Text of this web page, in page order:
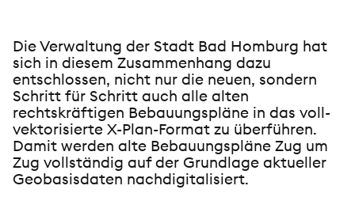
Die Verwaltung der Stadt Bad Homburg hat
sich in diesem Zusammenhang dazu
entschlossen, nicht nur die neuen, sondern
Schritt für Schritt auch alle alten
rechtskräftigen Bebauungspläne in das voll-
vektorisierte X-Plan-Format zu überführen.
Damit werden alte Bebauungspläne Zug um
Zug vollständig auf der Grundlage aktueller
Geobasisdaten nachdigitalisiert.